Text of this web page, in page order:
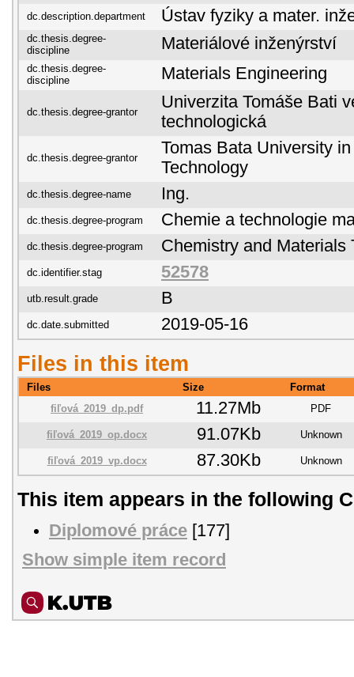
dc.description.department Ústav fyziky a mater.
dc.thesis.degree-
discipline
Materiálové inženýrství
dc.thesis.degree-
discipline
Materials Engineering
dc.thesis.degree-grantor
Univerzita Tomáše Bati
technologická
dc.thesis.degree-grantor
Tomas Bata University
Technology
dc.thesis.degree-name Ing.
dc.thesis.degree-program Chemie a technologie
dc.thesis.degree-program Chemistry and Materials
dc.identifier.stag 52578
utb.result.grade B
dc.date.submitted 2019-05-16
Files in this item
Files Size
Format
fiľová_2019_dp.pdf
11.27Mb PDF
fiľová_2019_op.docx 91.07Kb Unknown
fiľová_2019_vp.docx 87.30Kb Unknown
This item appears in the following
Diplomové práce [177]
Show simple item record